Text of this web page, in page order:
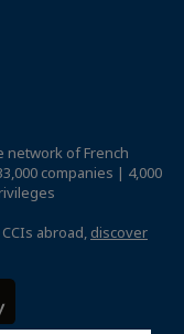
network of French
companies | 4,000
abroad, discover